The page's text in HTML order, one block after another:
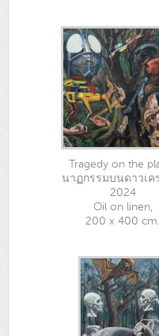
Tragedy on the
นาฏกรรมบนดาวเค
2024
Oil on linen,
200 x 400 cm.